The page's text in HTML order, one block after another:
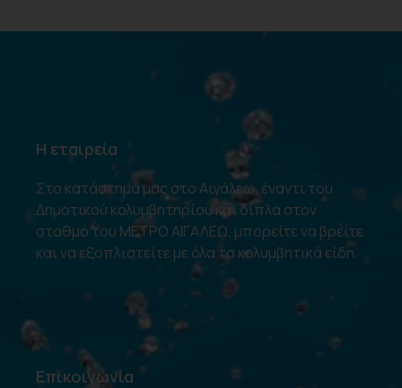
Η εταιρεία
Στο κατάστημά μας στο Αιγάλεω, έναντι του
Δημοτικού κολυμβητηρίου και δίπλα στον
σταθμό του ΜΕΤΡΟ ΑΙΓΑΛΕΩ, μπορείτε να βρείτε
και να εξοπλιστείτε με όλα τα κολυμβητικά είδη.
Επικοινωνία